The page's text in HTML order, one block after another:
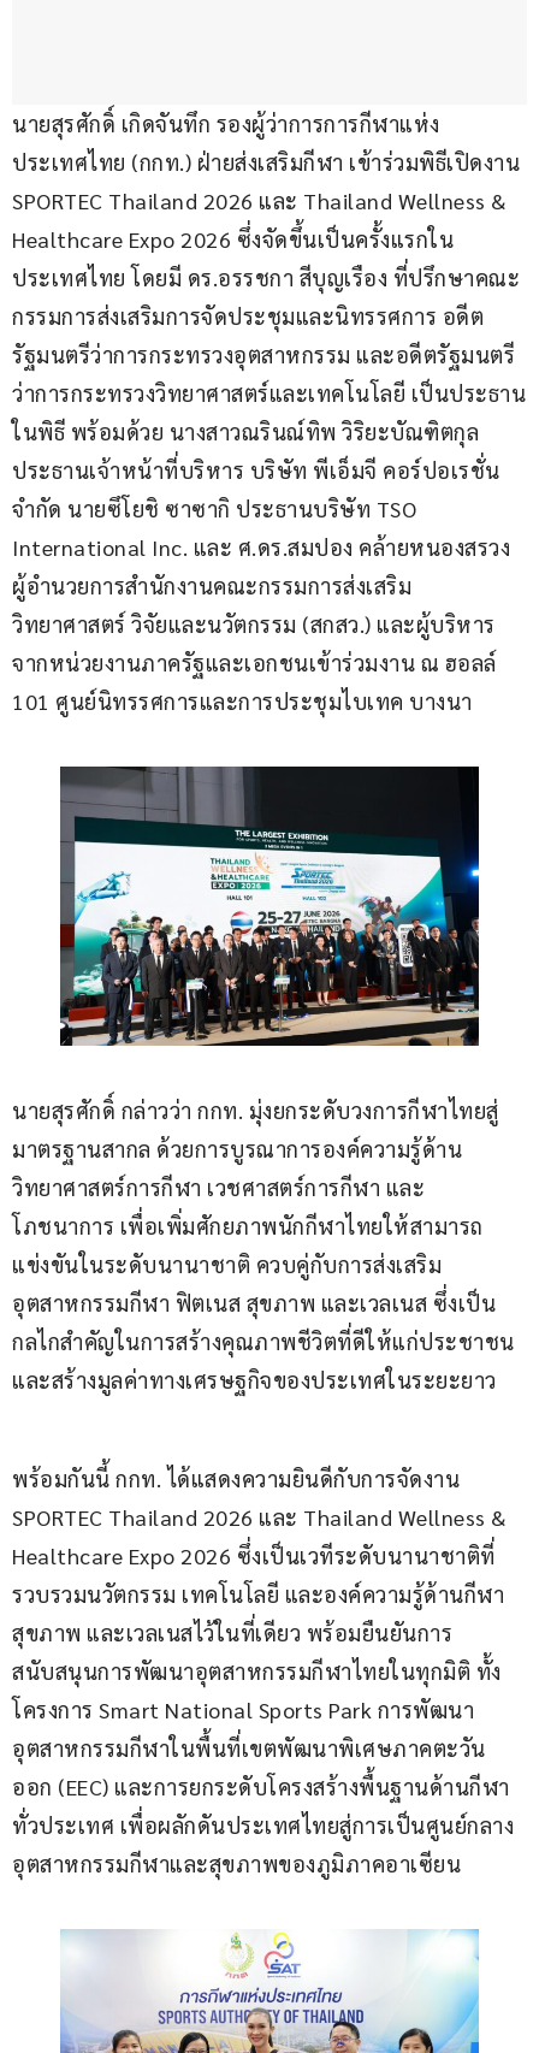
นายสุรศักดิ์ เกิดจันทึก รองผู้ว่าการการกีฬาแห่ง
ประเทศไทย (กกท.) ฝ่ายส่งเสริมกีฬา เข้าร่วมพิธีเปิดงาน
SPORTEC Thailand 2026 และ Thailand Wellness &
Healthcare Expo 2026 ซึ่งจัดขึ้นเป็นครั้งแรกใน
ประเทศไทย โดยมี ดร.อรรชกา สีบุญเรือง ที่ปรึกษาคณะ
กรรมการส่งเสริมการจัดประชุมและนิทรรศการ อดีต
รัฐมนตรีว่าการกระทรวงอุตสาหกรรม และอดีตรัฐมนตรี
ว่าการกระทรวงวิทยาศาสตร์และเทคโนโลยี เป็นประธาน
ในพิธี พร้อมด้วย นางสาวณรินณ์ทิพ วิริยะบัณฑิตกุล
ประธานเจ้าหน้าที่บริหาร บริษัท พีเอ็มจี คอร์ปอเรชั่น
จำกัด นายซึโยชิ ซาซากิ ประธานบริษัท TSO
International Inc. และ ศ.ดร.สมปอง คล้ายหนองสรวง
ผู้อำนวยการสำนักงานคณะกรรมการส่งเสริม
วิทยาศาสตร์ วิจัยและนวัตกรรม (สกสว.) และผู้บริหาร
จากหน่วยงานภาครัฐและเอกชนเข้าร่วมงาน ณ ฮอลล์
101 ศูนย์นิทรรศการและการประชุมไบเทค บางนา
นายสุรศักดิ์ กล่าวว่า กกท. มุ่งยกระดับวงการกีฬาไทยสู่
มาตรฐานสากล ด้วยการบูรณาการองค์ความรู้ด้าน
วิทยาศาสตร์การกีฬา เวชศาสตร์การกีฬา และ
โภชนาการ เพื่อเพิ่มศักยภาพนักกีฬาไทยให้สามารถ
แข่งขันในระดับนานาชาติ ควบคู่กับการส่งเสริม
อุตสาหกรรมกีฬา ฟิตเนส สุขภาพ และเวลเนส ซึ่งเป็น
กลไกสำคัญในการสร้างคุณภาพชีวิตที่ดีให้แก่ประชาชน
และสร้างมูลค่าทางเศรษฐกิจของประเทศในระยะยาว
พร้อมกันนี้ กกท. ได้แสดงความยินดีกับการจัดงาน
SPORTEC Thailand 2026 และ Thailand Wellness &
Healthcare Expo 2026 ซึ่งเป็นเวทีระดับนานาชาติที่
รวบรวมนวัตกรรม เทคโนโลยี และองค์ความรู้ด้านกีฬา
สุขภาพ และเวลเนสไว้ในที่เดียว พร้อมยืนยันการ
สนับสนุนการพัฒนาอุตสาหกรรมกีฬาไทยในทุกมิติ ทั้ง
โครงการ Smart National Sports Park การพัฒนา
อุตสาหกรรมกีฬาในพื้นที่เขตพัฒนาพิเศษภาคตะวัน
ออก (EEC) และการยกระดับโครงสร้างพื้นฐานด้านกีฬา
ทั่วประเทศ เพื่อผลักดันประเทศไทยสู่การเป็นศูนย์กลาง
อุตสาหกรรมกีฬาและสุขภาพของภูมิภาคอาเซียน